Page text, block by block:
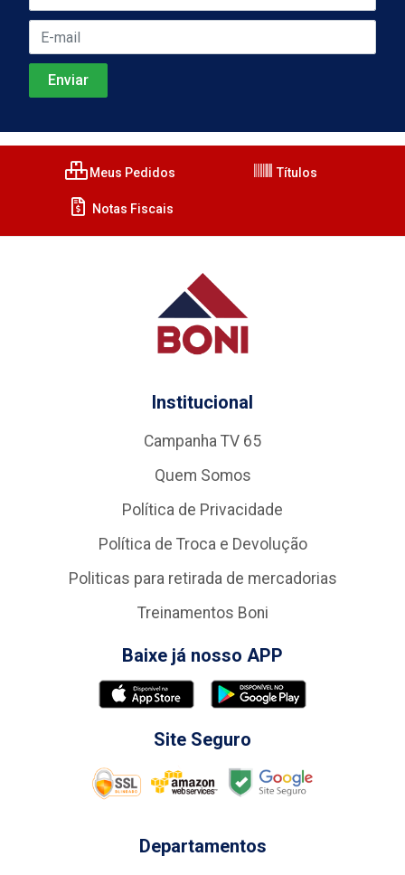
Meus Pedidos Títulos
Notas Fiscais
Institucional
Campanha TV 65
Quem Somos
Política de Privacidade
Política de Troca e Devolução
Politicas para retirada de mercadorias
Treinamentos Boni
Baixe já nosso APP
Site Seguro
Departamentos